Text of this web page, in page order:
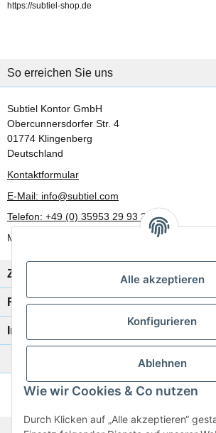
Alle akzeptieren
Konfigurieren
Ablehnen
Wie wir Cookies & Co nutzen
Durch Klicken auf „Alle akzeptieren“
https://subtiel-shop.de
So erreichen Sie uns
Subtiel Kontor GmbH
Obercunnersdorfer Str. 4
01774 Klingenberg
Deutschland
Kontaktformular
E-Mail: info@subtiel.com
Telefon: +49 (0) 35953 29 93 30
Mo-Fr: 8:00 Uhr - 17:00 Uhr
Zahlung/Versand
Rechtliches
Informationen
Katalog zur Hand?
Zur Schnellbestellung
Noch kein Katalog?